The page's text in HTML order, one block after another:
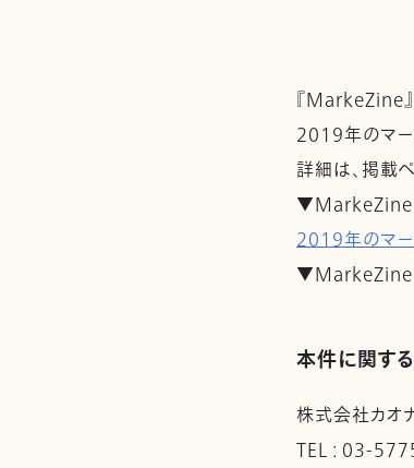
『MarkeZine
2019年のマー
詳細は、掲載
▼MarkeZine
2019年のマー
▼MarkeZine
本件に関す
株式会社カ
TEL : 03-